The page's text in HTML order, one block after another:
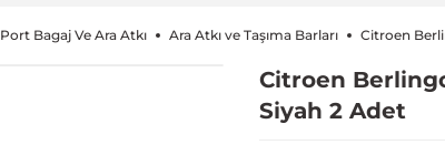
Port Bagaj Ve Ara Atkı Ara Atkı ve Taşıma Barları Citroen
Citroen
Siyah 2 Adet